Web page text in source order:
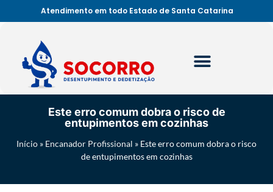
Atendimento em todo Estado de Santa Catarina
Este erro comum dobra o risco de
entupimentos em cozinhas
Início » Encanador Profissional » Este erro comum dobra o risco
de entupimentos em cozinhas